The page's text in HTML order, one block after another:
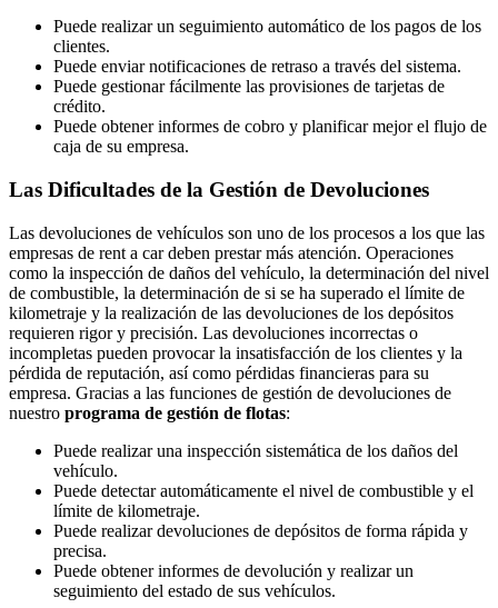
Puede realizar un seguimiento automático de los pagos de los
clientes.
Puede enviar notificaciones de retraso a través del sistema.
Puede gestionar fácilmente las provisiones de tarjetas de
crédito.
Puede obtener informes de cobro y planificar mejor el flujo de
caja de su empresa.
Las Dificultades de la Gestión de Devoluciones
Las devoluciones de vehículos son uno de los procesos a los que las
empresas de rent a car deben prestar más atención. Operaciones
como la inspección de daños del vehículo, la determinación del nivel
de combustible, la determinación de si se ha superado el límite de
kilometraje y la realización de las devoluciones de los depósitos
requieren rigor y precisión. Las devoluciones incorrectas o
incompletas pueden provocar la insatisfacción de los clientes y la
pérdida de reputación, así como pérdidas financieras para su
empresa. Gracias a las funciones de gestión de devoluciones de
nuestro programa de gestión de flotas:
Puede realizar una inspección sistemática de los daños del
vehículo.
Puede detectar automáticamente el nivel de combustible y el
límite de kilometraje.
Puede realizar devoluciones de depósitos de forma rápida y
precisa.
Puede obtener informes de devolución y realizar un
seguimiento del estado de sus vehículos.